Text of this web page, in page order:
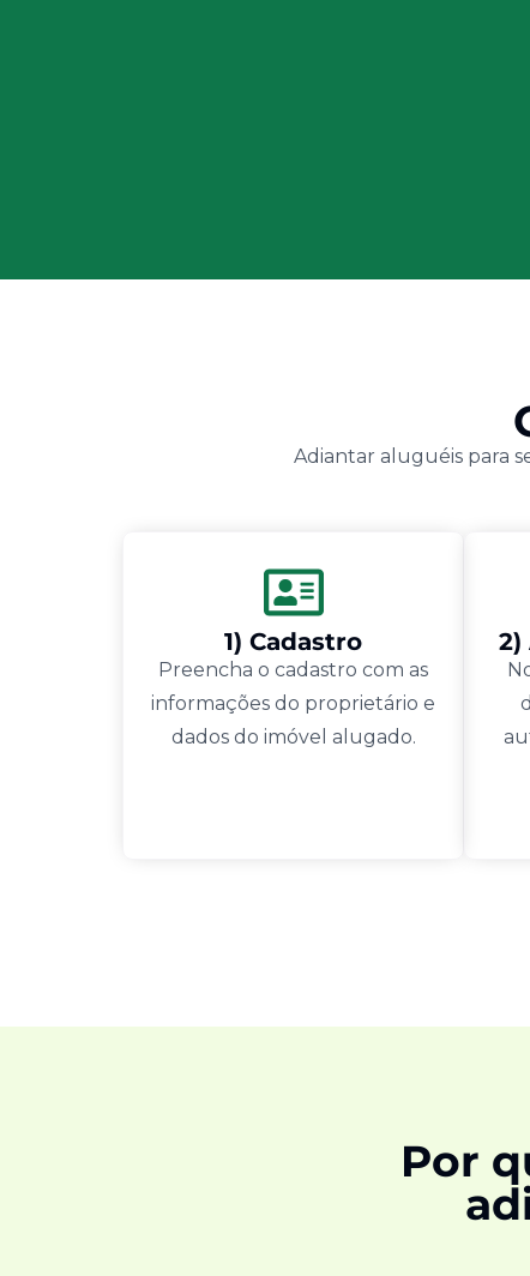
Adiantar aluguéis para
1) Cadastro
Preencha o cadastro com as
informações do proprietário e
dados do imóvel alugado.
2)
Por